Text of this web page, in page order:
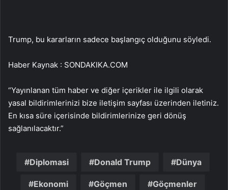
Trump, bu kararların sadece başlangıç olduğunu söyledi.
Haber Kaynak : SONDAKIKA.COM
“Yayınlanan tüm haber ve diğer içerikler ile ilgili olarak
yasal bildirimlerinizi bize iletişim sayfası üzerinden iletiniz.
En kısa süre içerisinde bildirimlerinize geri dönüş
sağlanılacaktır.”
Diplomasi Donald Trump Dünya
Ekonomi Göçmen Göçmenler